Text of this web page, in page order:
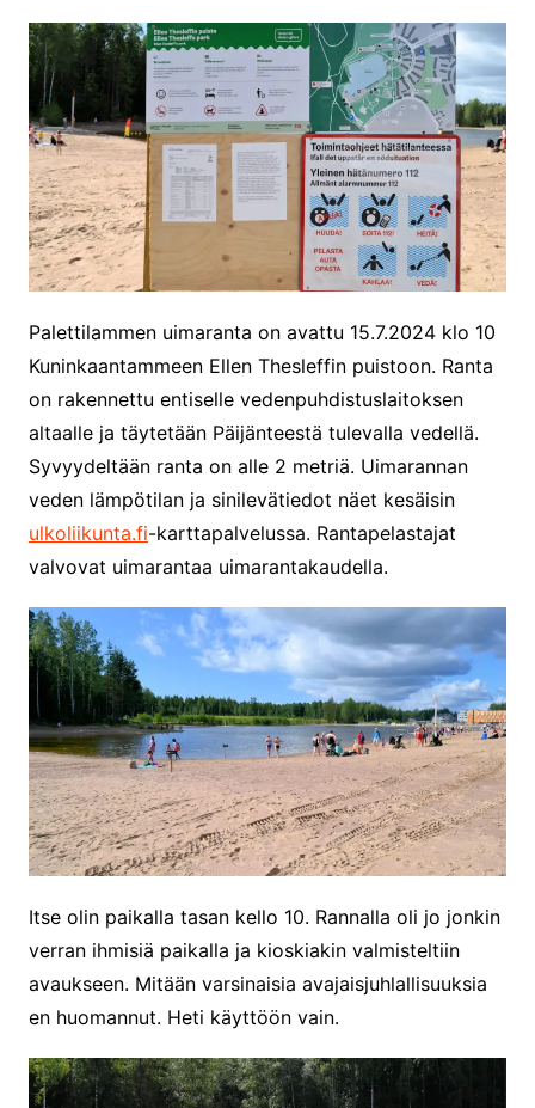
Palettilammen uimaranta on avattu 15.7.2024 klo 10
Kuninkaantammeen Ellen Thesleffin puistoon. Ranta
on rakennettu entiselle vedenpuhdistuslaitoksen
altaalle ja täytetään Päijänteestä tulevalla vedellä.
Syvyydeltään ranta on alle 2 metriä. Uimarannan
veden lämpötilan ja sinilevätiedot näet kesäisin
ulkoliikunta.fi-karttapalvelussa. Rantapelastajat
valvovat uimarantaa uimarantakaudella.
Itse olin paikalla tasan kello 10. Rannalla oli jo jonkin
verran ihmisiä paikalla ja kioskiakin valmisteltiin
avaukseen. Mitään varsinaisia avajaisjuhlallisuuksia
en huomannut. Heti käyttöön vain.